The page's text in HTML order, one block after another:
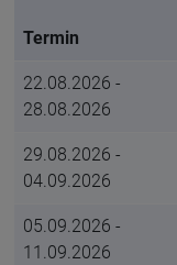
Termin
22.08.2026 -
28.08.2026
29.08.2026 -
04.09.2026
05.09.2026 -
11.09.2026